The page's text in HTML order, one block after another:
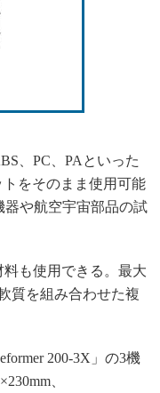
、PC、PAといった
をそのまま使用可能
や航空宇宙部品の試
も使用できる。最大
質を組み合わせた複
200-3X」の3機
、